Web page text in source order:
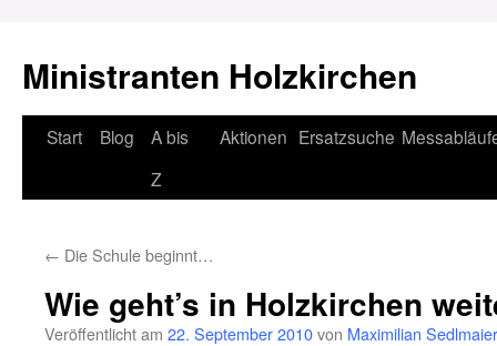
Ministranten Holzkirchen
Zum
Start Blog
A bis
Z
Aktionen Ersatzsuche
← Die Schule beginnt…
Wie geht’s in Holzkirchen
Veröffentlicht am 22. September 2010von Maximilian Sedlmaier